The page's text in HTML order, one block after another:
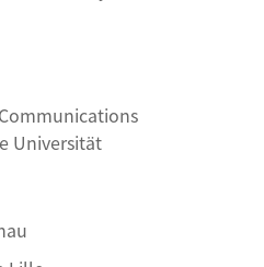
Universität